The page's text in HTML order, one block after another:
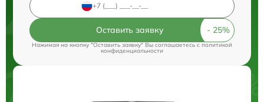
Оставить заявку
Нажимая на кнопку "Оставить заявку" Вы соглашаетесь cполитикой
конфиденциальности